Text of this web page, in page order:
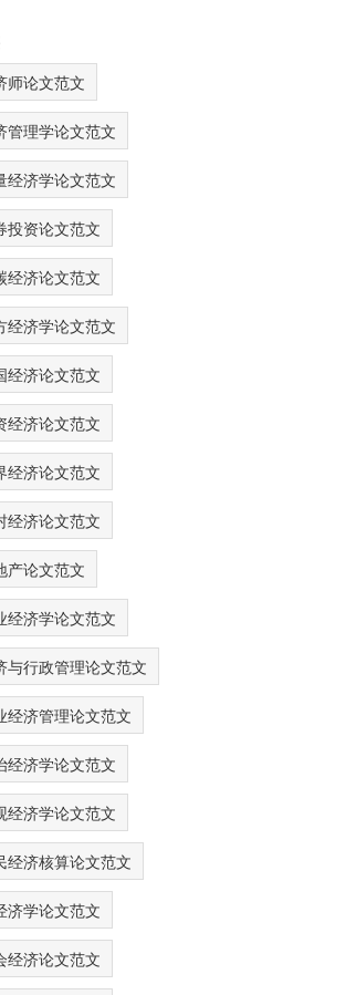
师论文范文
管理学论文范文
经济学论文范文
投资论文范文
经济论文范文
经济学论文范文
经济论文范文
经济论文范文
经济论文范文
经济论文范文
产论文范文
经济学论文范文
与行政管理论文范文
经济管理论文范文
经济学论文范文
经济学论文范文
经济核算论文范文
济学论文范文
经济论文范文